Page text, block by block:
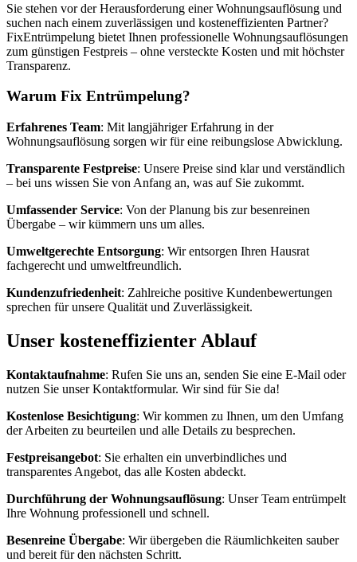
Sie stehen vor der Herausforderung einer Wohnungsauflösung und
suchen nach einem zuverlässigen und kosteneffizienten Partner?
FixEntrümpelung bietet Ihnen professionelle Wohnungsauflösungen
zum günstigen Festpreis – ohne versteckte Kosten und mit höchster
Transparenz.
Warum Fix Entrümpelung?
Erfahrenes Team: Mit langjähriger Erfahrung in der
Wohnungsauflösung sorgen wir für eine reibungslose Abwicklung.
Transparente Festpreise: Unsere Preise sind klar und verständlich
– bei uns wissen Sie von Anfang an, was auf Sie zukommt.
Umfassender Service: Von der Planung bis zur besenreinen
Übergabe – wir kümmern uns um alles.
Umweltgerechte Entsorgung: Wir entsorgen Ihren Hausrat
fachgerecht und umweltfreundlich.
Kundenzufriedenheit: Zahlreiche positive Kundenbewertungen
sprechen für unsere Qualität und Zuverlässigkeit.
Unser kosteneffizienter Ablauf
Kontaktaufnahme: Rufen Sie uns an, senden Sie eine E-Mail oder
nutzen Sie unser Kontaktformular. Wir sind für Sie da!
Kostenlose Besichtigung: Wir kommen zu Ihnen, um den Umfang
der Arbeiten zu beurteilen und alle Details zu besprechen.
Festpreisangebot: Sie erhalten ein unverbindliches und
transparentes Angebot, das alle Kosten abdeckt.
Durchführung der Wohnungsauflösung: Unser Team entrümpelt
Ihre Wohnung professionell und schnell.
Besenreine Übergabe: Wir übergeben die Räumlichkeiten sauber
und bereit für den nächsten Schritt.